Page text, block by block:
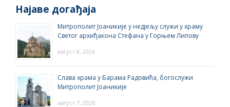
Најаве догађаја
Митрополит Јоаникије у недјељу служи у храму
Светог архиђакона Стефана у Горњем Липову
август 8, 2026
Слава храма у Барама Радовића, богослужи
Митрополит Јоаникије
август 7, 2026